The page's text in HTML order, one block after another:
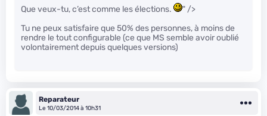
Que veux-tu, c’est comme les élections.
" />
Tu ne peux satisfaire que 50% des personnes, à moins de
rendre le tout configurable (ce que MS semble avoir oublié
volontairement depuis quelques versions)
Reparateur
Le 10/03/2014 à 10h31